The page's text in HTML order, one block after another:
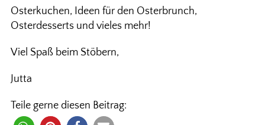
Osterkuchen, Ideen für den Osterbrunch,
Osterdesserts und vieles mehr!
Viel Spaß beim Stöbern,
Jutta
Teile gerne diesen Beitrag: